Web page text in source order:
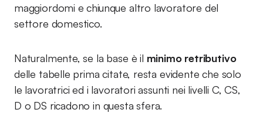
maggiordomi e chiunque altro lavoratore del
settore domestico.
Naturalmente, se la base è il minimo retributivo
delle tabelle prima citate, resta evidente che solo
le lavoratrici ed i lavoratori assunti nei livelli C, CS,
D o DS ricadono in questa sfera.